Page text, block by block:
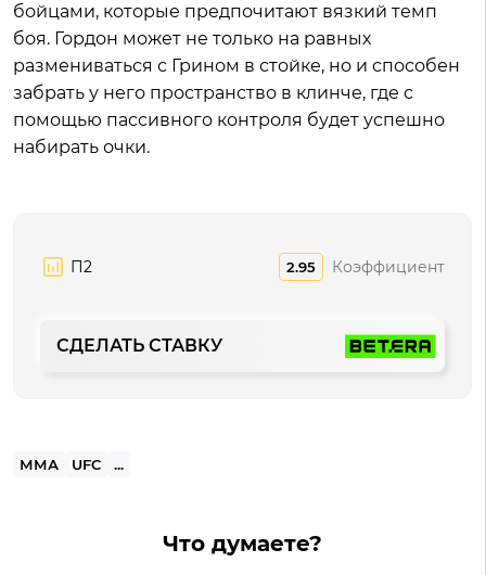
бойцами, которые предпочитают вязкий темп
боя. Гордон может не только на равных
размениваться с Грином в стойке, но и способен
забрать у него пространство в клинче, где с
помощью пассивного контроля будет успешно
набирать очки.
П2 2.95 Коэффициент
СДЕЛАТЬ СТАВКУ
ММА UFC ...
Что думаете?